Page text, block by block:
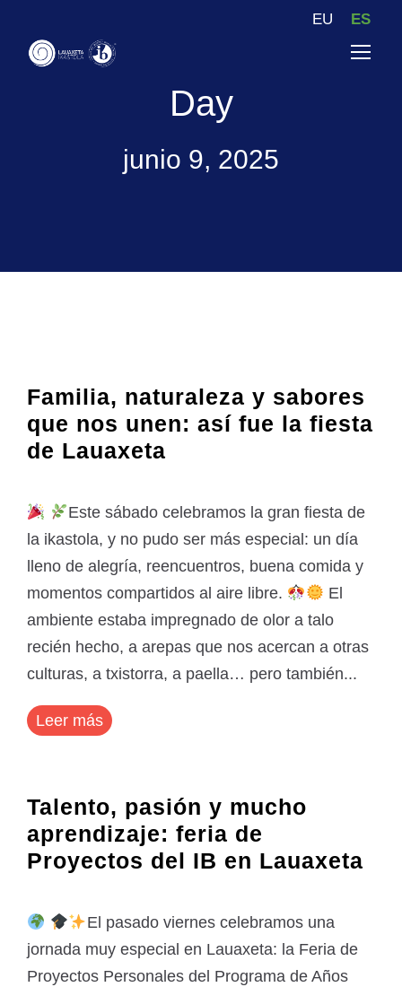
EU ES
Day
junio 9, 2025
Familia, naturaleza y sabores
que nos unen: así fue la fiesta
de Lauaxeta
Este sábado celebramos la gran fiesta de
la ikastola, y no pudo ser más especial: un día
lleno de alegría, reencuentros, buena comida y
momentos compartidos al aire libre.
El
ambiente estaba impregnado de olor a talo
recién hecho, a arepas que nos acercan a otras
culturas, a txistorra, a paella… pero también...
Leer más
Talento, pasión y mucho
aprendizaje: feria de
Proyectos del IB en Lauaxeta
El pasado viernes celebramos una
jornada muy especial en Lauaxeta: la Feria de
Proyectos Personales del Programa de Años